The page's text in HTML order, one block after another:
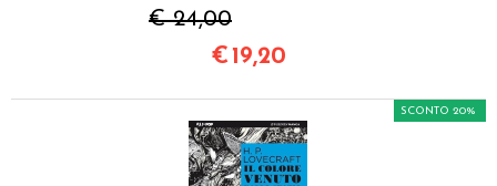
€ 24,00
€ 19,20
SCONTO 20%